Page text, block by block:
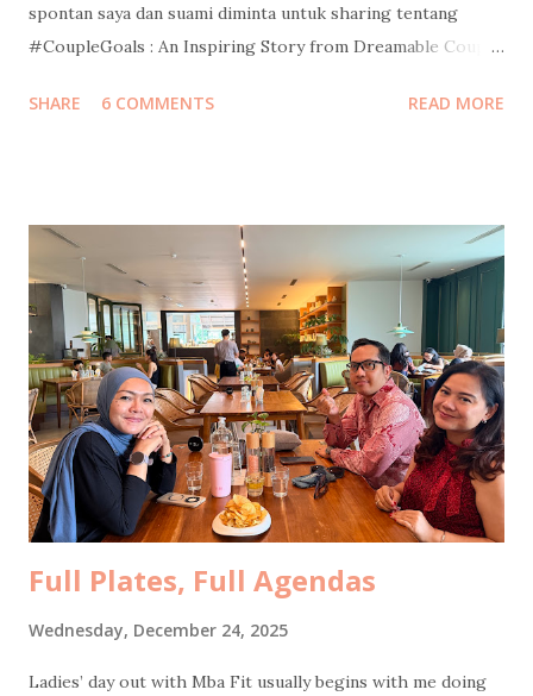
spontan saya dan suami diminta untuk sharing tentang
#CoupleGoals : An Inspiring Story from Dreamable Couple.
sharing sessions that we enjoyed much. Pada sesi yang
dan menjawab pertanyaan dari para peserta. Jawaban dari
beberapa pertanyaan sudah pernah saya tulis di blog ini,
seperti: Marriage Tips Finding The Right One Women are
like cars? 8 Tips Untuk Istri Agar Suami Tenang Bekerja
Jaga kesehatan pernikahan seperti menjaga kesehatan
badan Senang bisa sharing di Malang bareng
@nataliardianto tentang random things, mulai dari history,
love story, relationship, marriage, struggles, financia...
SHARE 6 COMMENTS READ MORE
Full Plates, Full Agendas
Wednesday, December 24, 2025
Ladies’ day out with Mba Fit usually begins with me doing